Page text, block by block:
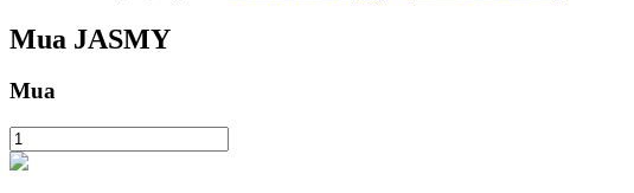
Đặt cọc linh hoạt để kiếm được các token phổ biến.
Mua JASMY
Mua